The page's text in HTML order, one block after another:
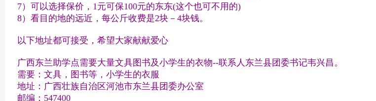
7）可以选择保价，1元可保100元的东东(这个也可不用的)
8）看目的地的远近，每公斤收费是2块－4块钱。
以下地址都可接受，希望大家献献爱心
广西东兰助学点需要大量文具图书及小学生的衣物--联系人东兰县团委书记韦兴昌。
需要：文具，图书等，小学生的衣服
地址：广西壮族自治区河池市东兰县团委办公室
邮编：547400